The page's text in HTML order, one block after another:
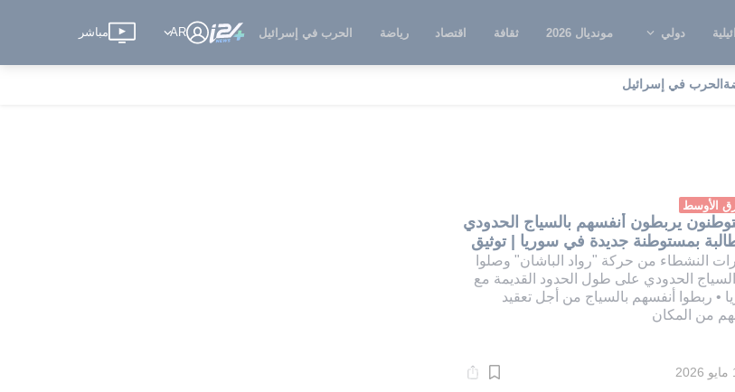
دولي مونديال 2026 ثقافة اقتصاد رياضة الحرب في إسرائيل AR مباشر
الحرب في إسرائيل
الأوسط
يربطون أنفسهم بالسياج الحدودي
بمستوطنة جديدة في سوريا | توثيق
النشطاء من حركة "رواد الباشان" وصلوا
السياج الحدودي على طول الحدود القديمة مع
• ربطوا أنفسهم بالسياج من أجل تعقيد
من المكان